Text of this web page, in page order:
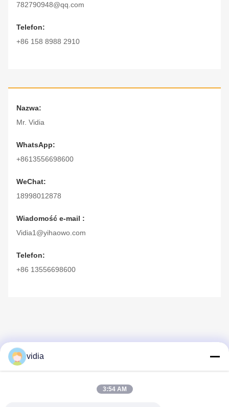
782790948@qq.com
Telefon:
+86 158 8988 2910
Nazwa:
Mr. Vidia
WhatsApp:
+8613556698600
WeChat:
18998012878
Wiadomość e-mail :
Vidia1@yihaowo.com
Telefon:
+86 13556698600
vidia
3:54 AM